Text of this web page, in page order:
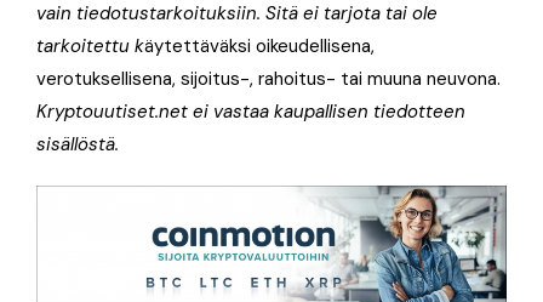
vain tiedotustarkoituksiin. Sitä ei tarjota tai ole
tarkoitettu käytettäväksi oikeudellisena,
verotuksellisena, sijoitus-, rahoitus- tai muuna neuvona.
Kryptouutiset.net ei vastaa kaupallisen tiedotteen
sisällöstä.